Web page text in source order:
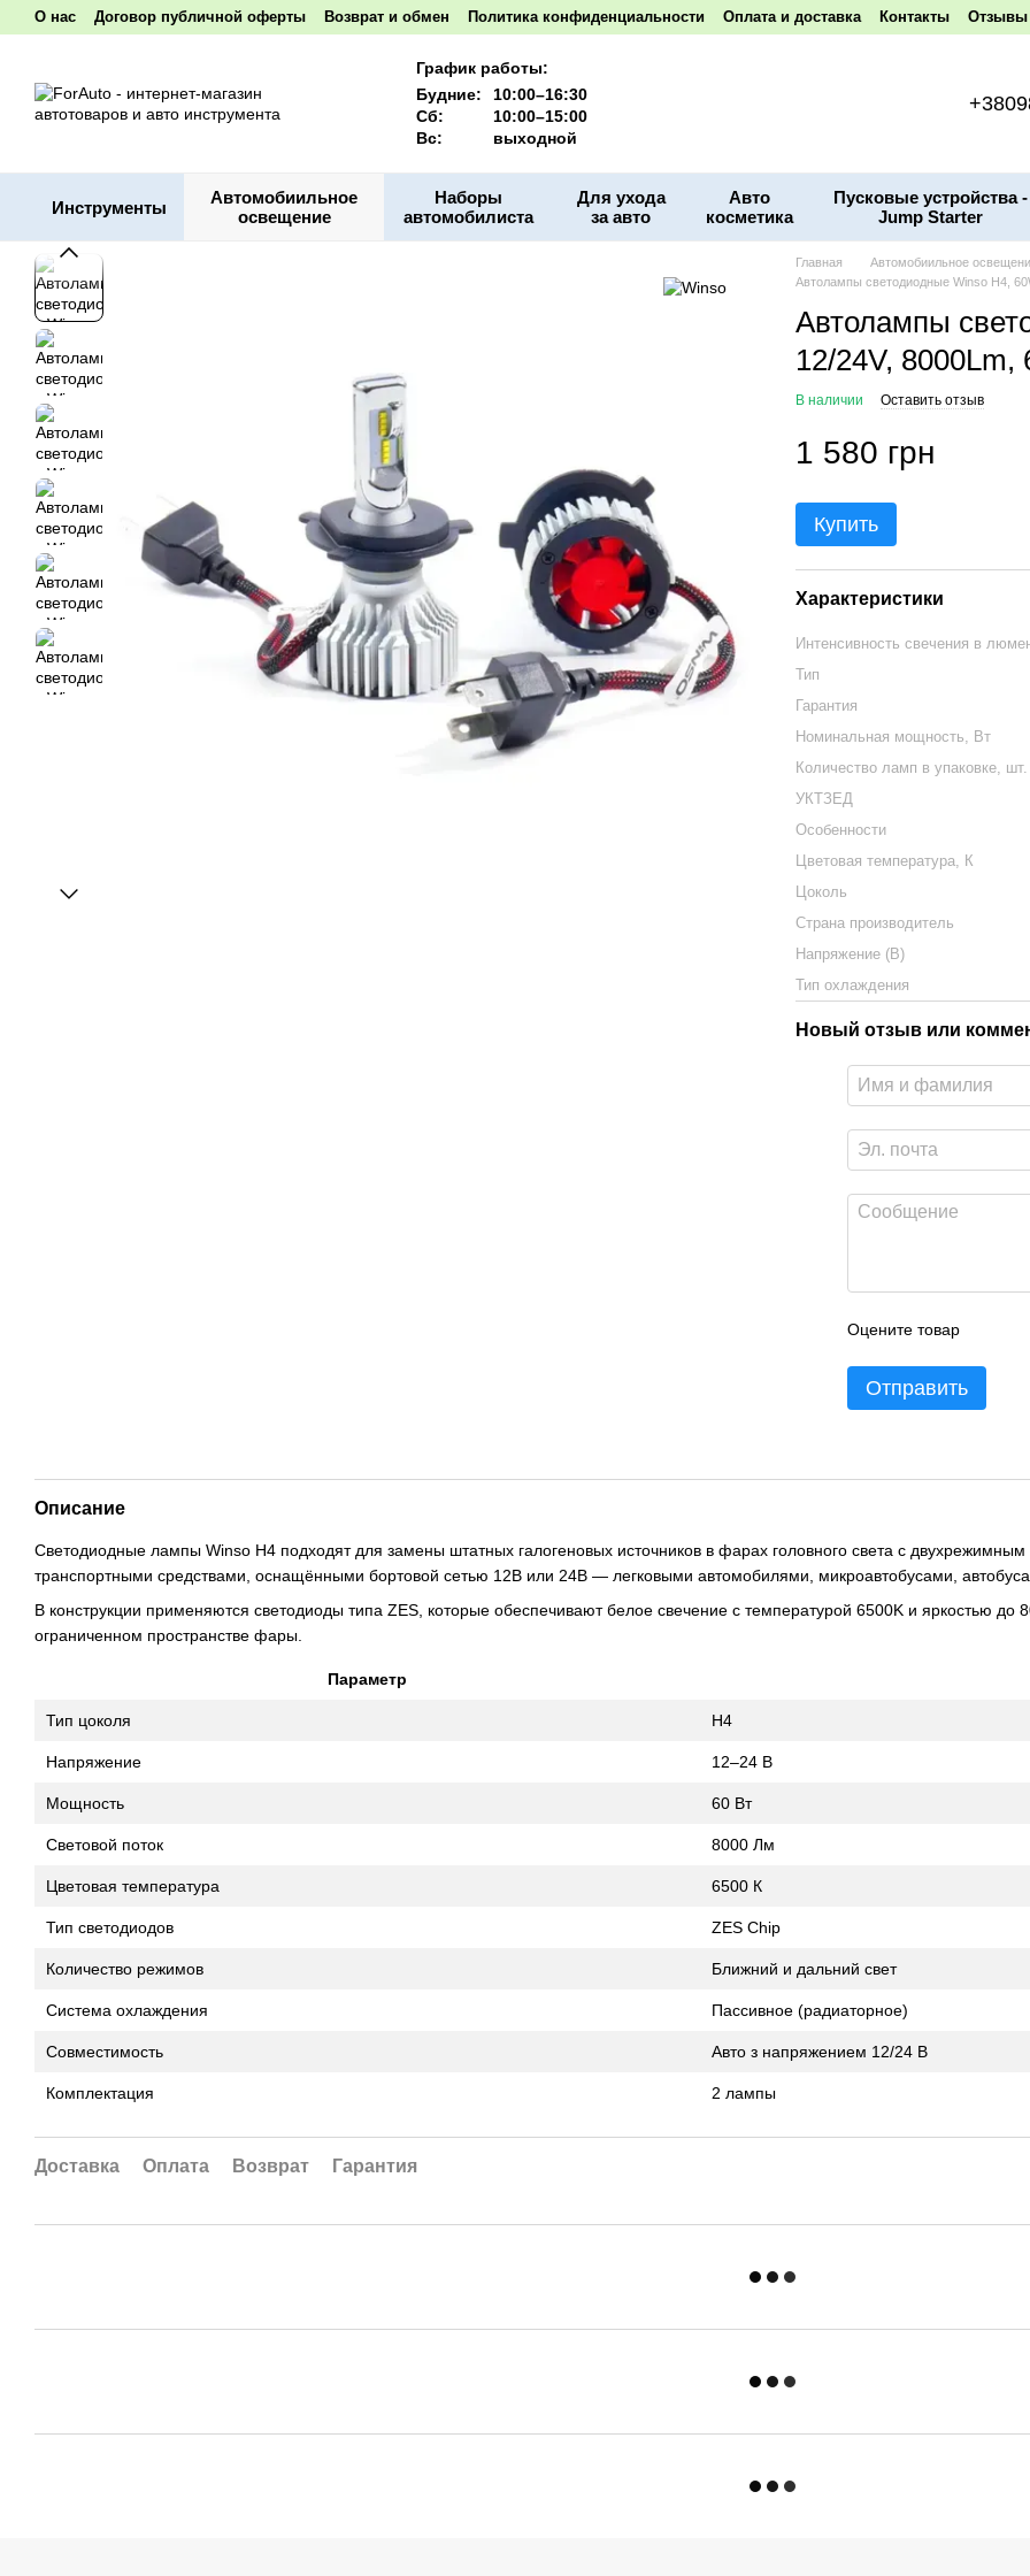
Перейти к основному контенту
О нас Договор публичной оферты Возврат и обмен Политика конфиденциальности Оплата и доставка Контакты
Отзывы
Акционные товары
Наши реквизиты
График работы:
Будние:
10:00–16:30
Сб:
10:00–15:00
Вс:
выходной
Инструменты
Автомобиильное
освещение
Наборы
автомобилиста
Для ухода
за авто
Авто
косметика
Пусковые устройства -
Jump Starter
Главная Автомобиильное
Автолампы светодиодные Winso H4,
Автолампы
12/24V,
В наличии Оставить отзыв
1 580 грн
Купить
Характеристики
Интенсивность свечения в
Тип
Гарантия
Номинальная мощность, Вт
Количество ламп в упаковке, шт.
УКТЗЕД
Особенности
Цветовая температура, К
Цоколь
Страна производитель
Напряжение (В)
Тип охлаждения
Новый отзыв или
Оцените товар
Отправить
Описание
Светодиодные лампы Winso H4 подходят для замены штатных галогеновых источников в фарах головного света с
транспортными средствами, оснащёнными бортовой сетью 12В или 24В — легковыми автомобилями, микроавтобусами,
В конструкции применяются светодиоды типа ZES, которые обеспечивают белое свечение с температурой 6500K и яркостью
ограниченном пространстве фары.
Параметр
Тип цоколя H4
Напряжение 12–24 В
Мощность 60 Вт
Световой поток 8000 Лм
Цветовая температура 6500 К
Тип светодиодов ZES Chip
Количество режимов Ближний и дальний свет
Система охлаждения Пассивное (радиаторное)
Совместимость Авто з напряжением 12/24 В
Комплектация 2 лампы
Доставка Оплата Возврат Гарантия